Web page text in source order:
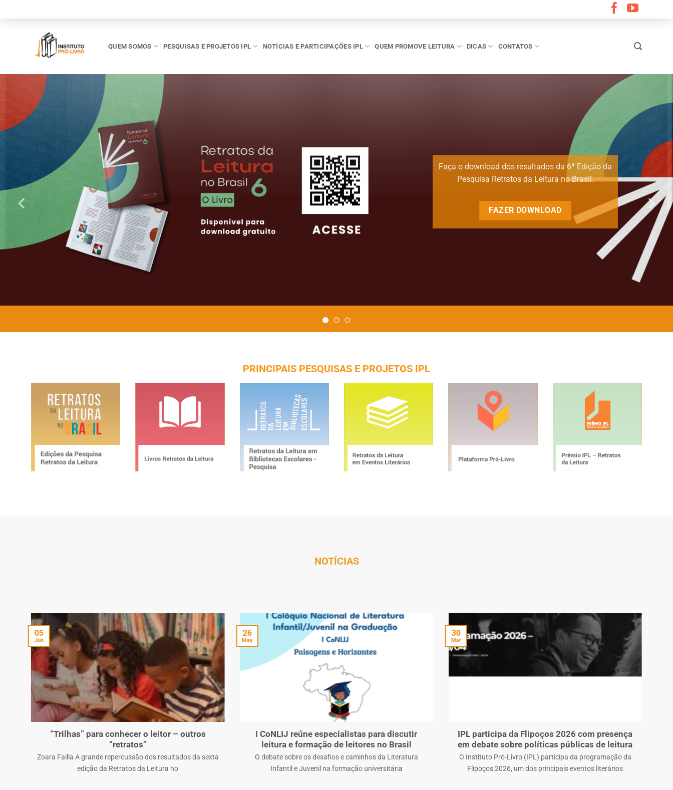
QUEM SOMOS PESQUISAS E PROJETOS IPL NOTÍCIAS E PARTICIPAÇÕES IPL QUEM PROMOVE LEITURA DICAS CONTATOS
Faça o download dos resultados da 6ª Edição da
Pesquisa Retratos da Leitura no Brasil.
FAZER DOWNLOAD
PRINCIPAIS PESQUISAS E PROJETOS IPL
NOTÍCIAS
“Trilhas” para conhecer o leitor – outros
“retratos”
Zoara Failla A grande repercussão dos resultados da sexta
edição da Retratos da Leitura no
05
Jun
I CoNLIJ reúne especialistas para discutir
leitura e formação de leitores no Brasil
O debate sobre os desafios e caminhos da Literatura
Infantil e Juvenil na formação universitária
26
May
IPL participa da Flipoços 2026 com presença
em debate sobre políticas públicas de leitura
O Instituto Pró-Livro (IPL) participa da programação da
Flipoços 2026, um dos principais eventos literários
30
Mar